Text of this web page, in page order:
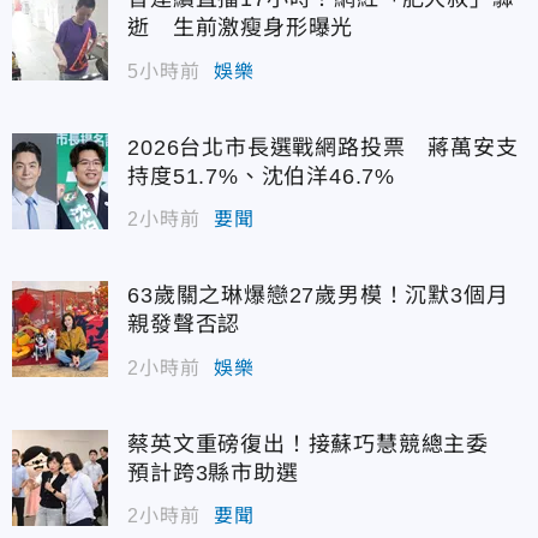
逝 生前激瘦身形曝光
5小時前 娛樂
2026台北市長選戰網路投票 蔣萬安支
持度51.7%、沈伯洋46.7%
2小時前 要聞
63歲關之琳爆戀27歲男模！沉默3個月
親發聲否認
2小時前 娛樂
蔡英文重磅復出！接蘇巧慧競總主委
預計跨3縣市助選
2小時前 要聞